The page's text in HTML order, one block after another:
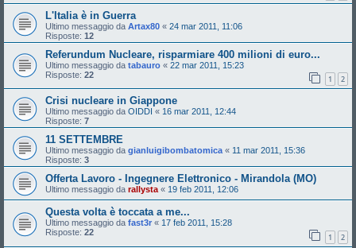
L'Italia è in Guerra
Ultimo messaggio da Artax80 « 24 mar 2011, 11:06
Risposte: 12
Referundum Nucleare, risparmiare 400 milioni di euro...
Ultimo messaggio da tabauro « 22 mar 2011, 15:23
Risposte: 22 1 2
Crisi nucleare in Giappone
Ultimo messaggio da OIDDI « 16 mar 2011, 12:44
Risposte: 7
11 SETTEMBRE
Ultimo messaggio da gianluigibombatomica « 11 mar 2011, 15:36
Risposte: 3
Offerta Lavoro - Ingegnere Elettronico - Mirandola (MO)
Ultimo messaggio da rallysta « 19 feb 2011, 12:06
Questa volta è toccata a me...
Ultimo messaggio da fast3r « 17 feb 2011, 15:28
Risposte: 22 1 2